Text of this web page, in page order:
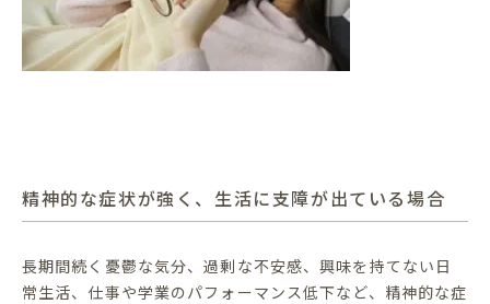
精神的な症状が強く、生活に支障が出ている場合
長期間続く憂鬱な気分、過剰な不安感、興味を持てない日
常生活、仕事や学業のパフォーマンス低下など、精神的な症